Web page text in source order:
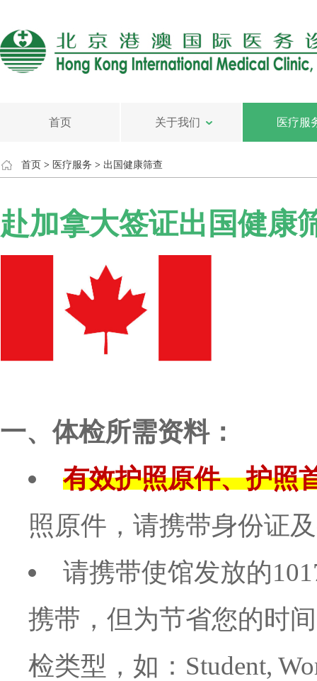
首页 关于我们 医疗服
首页 > 医疗服务 > 出国健康筛查
赴加拿大签证出国健康
一、体检所需资料：
有效护照原件、护照
照原件，请携带身份证
请携带使馆发放的
携带，但为节省您的时
检类型，如：Student,